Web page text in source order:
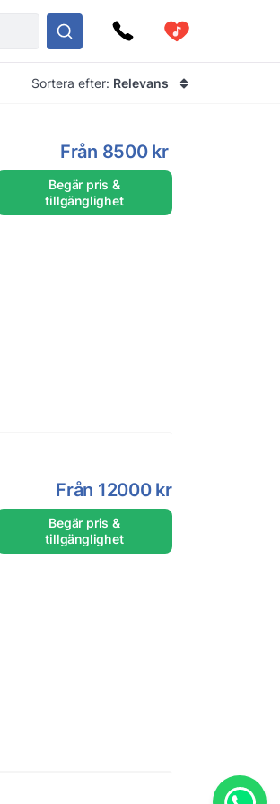
Sortera efter: Relevans
Från 8500 kr
Begär pris &
tillgänglighet
Pianist,Instrumental Sångerska
Från 12000 kr
Begär pris &
tillgänglighet